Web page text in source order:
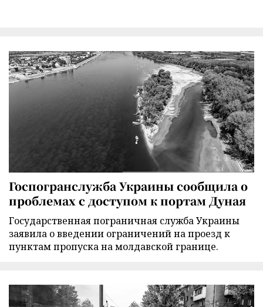
Госпогранслужба Украины сообщила о
проблемах с доступом к портам Дуная
Государственная пограничная служба Украины
заявила о введении ограничений на проезд к
пунктам пропуска на молдавской границе.